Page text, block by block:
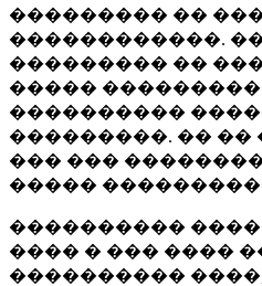
��������� ��
������������.
��������� ��
�����
����������
���������. �� ��
��� ���
�����
����������
���� � ��� ����
����������